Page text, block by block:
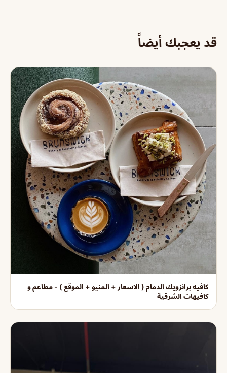
قد يعجبك أيضاً
كافيه برانزويك الدمام ( الاسعار + المنيو + الموقع ) - مطاعم و
كافيهات الشرقية